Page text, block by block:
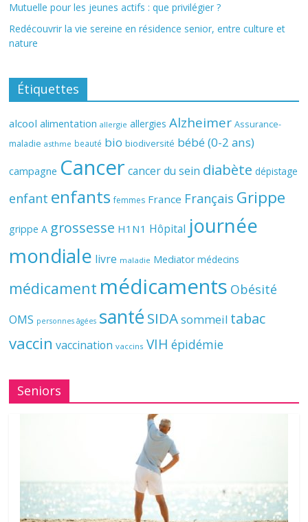
Mutuelle pour les jeunes actifs : que privilégier ?
Redécouvrir la vie sereine en résidence senior, entre culture et
nature
Étiquettes
alcool alimentation allergie allergies Alzheimer Assurance-
maladie asthme beauté bio biodiversité bébé (0-2 ans)
campagne Cancer cancer du sein diabète dépistage
enfant enfants femmes France Français Grippe
grippe A grossesse H1N1 Hôpital journée
mondiale livre maladie Mediator médecins
médicament médicaments Obésité
OMS personnes âgées santé SIDAsommeil tabac
vaccin vaccination vaccins VIH épidémie
Seniors